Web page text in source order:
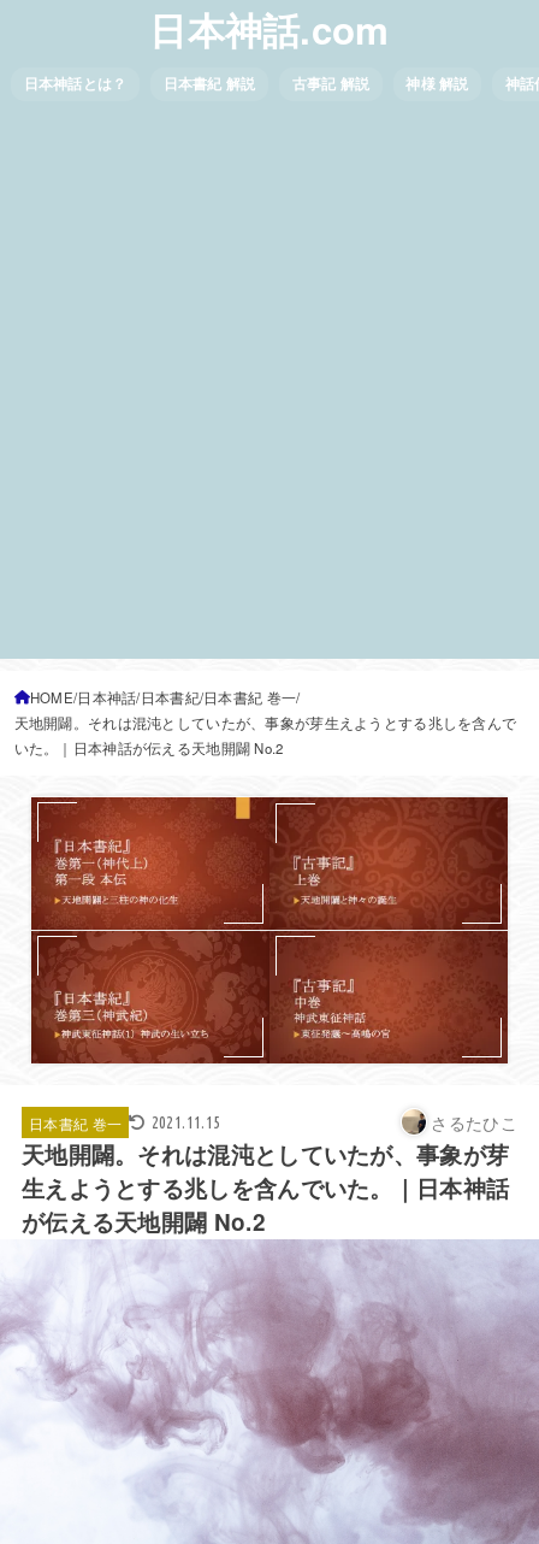
日本神話.com
日本神話とは？ 日本書紀 解説 古事記 解説 神様 解説 神話
HOME 日本神話 日本書紀 日本書紀 巻一
天地開闢。それは混沌としていたが、事象が芽生えようとする兆しを含んで
いた。｜日本神話が伝える天地開闢 No.2
日本書紀 巻一 2021.11.15 さるたひこ
天地開闢。それは混沌としていたが、事象が芽
生えようとする兆しを含んでいた。｜日本神話
が伝える天地開闢 No.2